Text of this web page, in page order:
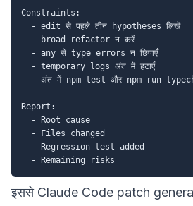
Constraints:
  - edit से पहले तीन hypotheses लिखें
  - broad refactor न करें
  - any से type errors न छिपाएँ
  - temporary logs अंत में हटाएँ
- अंत में npm test और npm run
Report:
  - Root cause
  - Files changed
  - Regression test added
इससे Claude Code patch